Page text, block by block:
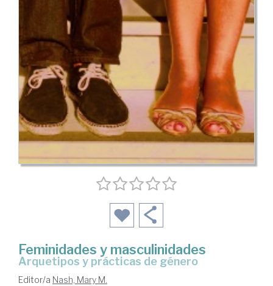
Feminidades y masculinidades
arquetipos y prácticas de género
Editor/a Nash, Mary M.